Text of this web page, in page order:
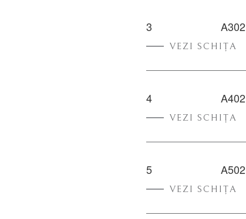
3 A302
VEZI SCHIȚA
4 A402
VEZI SCHIȚA
5 A502
VEZI SCHIȚA